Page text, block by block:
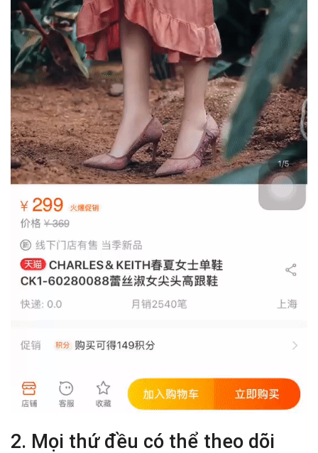
2. Mọi thứ đều có thể theo dõi